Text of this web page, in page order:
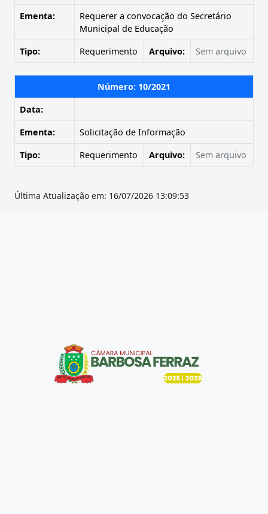
Ementa:
Requerer a convocação do Secretário
Municipal de Educação
Tipo:
Requerimento Arquivo: Sem arquivo
Número: 10/2021
Data:
Ementa:
Solicitação de Informação
Tipo:
Requerimento Arquivo: Sem arquivo
Última Atualização em: 16/07/2026 13:09:53